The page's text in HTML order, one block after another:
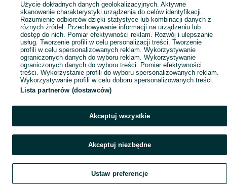
Szukaj Obserwujesz Dodaj Czat Konto
Użycie dokładnych danych geolokalizacyjnych. Aktywne
skanowanie charakterystyki urządzenia do celów identyfikacji.
Rozumienie odbiorców dzięki statystyce lub kombinacji danych z
różnych źródeł. Przechowywanie informacji na urządzeniu lub
dostęp do nich. Pomiar efektywności reklam. Rozwój i ulepszanie
usług. Tworzenie profili w celu personalizacji treści. Tworzenie
profili w celu spersonalizowanych reklam. Wykorzystywanie
ograniczonych danych do wyboru reklam. Wykorzystywanie
ograniczonych danych do wyboru treści. Pomiar efektywności
treści. Wykorzystanie profili do wyboru spersonalizowanych reklam.
Wykorzystywanie profili w celu doboru spersonalizowanych treści.
Lista partnerów (dostawców)
Akceptuj wszystkie
Akceptuj niezbędne
Ustaw preferencje